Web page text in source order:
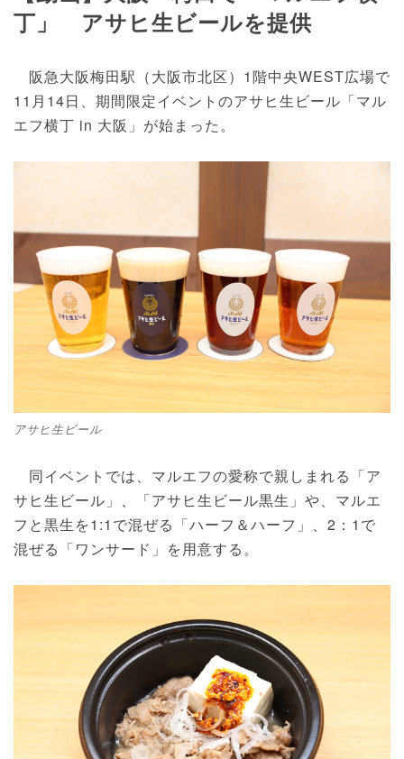
丁」 アサヒ生ビールを提供
阪急大阪梅田駅（大阪市北区）1階中央WEST広場で
11月14日、期間限定イベントのアサヒ生ビール「マル
エフ横丁 in 大阪」が始まった。
アサヒ生ビール
同イベントでは、マルエフの愛称で親しまれる「ア
サヒ生ビール」、「アサヒ生ビール黒生」や、マルエ
フと黒生を1:1で混ぜる「ハーフ＆ハーフ」、2：1で
混ぜる「ワンサード」を用意する。